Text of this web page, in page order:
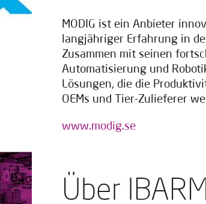
MODIG ist ein Anbieter
langjähriger Erfahrung in
Zusammen mit seinen
Automatisierung und
Lösungen, die die
OEMs und Tier-Zulieferer
www.modig.se
Über